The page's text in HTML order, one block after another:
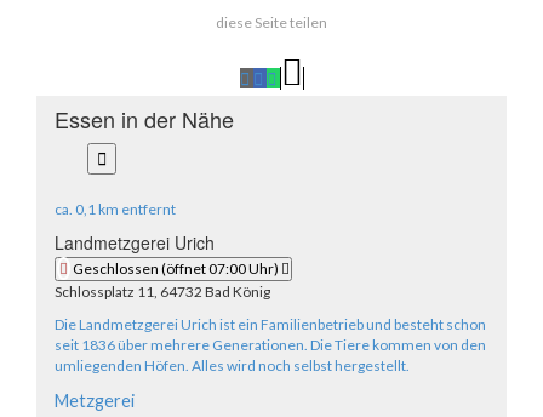
diese Seite teilen
Essen in der Nähe
"Essen
der
überspringen
ca. 0,1 km entfernt
Landmetzgerei Urich
Geschlossen (öffnet 07:00 Uhr)
Schlossplatz 11, 64732 Bad König
Die Landmetzgerei Urich ist ein Familienbetrieb und besteht schon
seit 1836 über mehrere Generationen. Die Tiere kommen von den
umliegenden Höfen. Alles wird noch selbst hergestellt.
Metzgerei